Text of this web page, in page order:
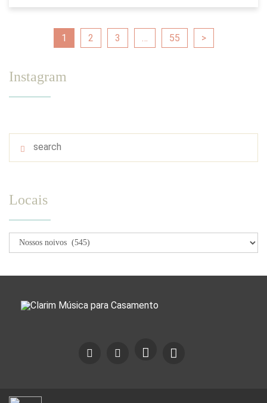
1 2 3 … 55 >
Instagram
Locais